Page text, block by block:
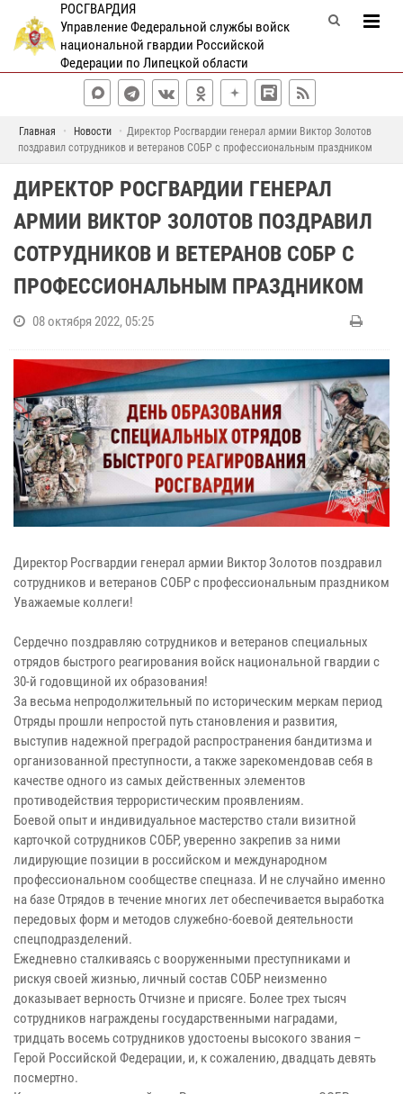
РОСГВАРДИЯ
Управление Федеральной службы войск
национальной гвардии Российской
Федерации по Липецкой области
Главная Новости
Директор Росгвардии генерал армии Виктор Золотов
поздравил сотрудников и ветеранов СОБР с профессиональным праздником
ДИРЕКТОР РОСГВАРДИИ ГЕНЕРАЛ
АРМИИ ВИКТОР ЗОЛОТОВ ПОЗДРАВИЛ
СОТРУДНИКОВ И ВЕТЕРАНОВ СОБР С
ПРОФЕССИОНАЛЬНЫМ ПРАЗДНИКОМ
08 октября 2022, 05:25
Директор Росгвардии генерал армии Виктор Золотов поздравил
сотрудников и ветеранов СОБР с профессиональным праздником
Уважаемые коллеги!
Сердечно поздравляю сотрудников и ветеранов специальных
отрядов быстрого реагирования войск национальной гвардии с
30-й годовщиной их образования!
За весьма непродолжительный по историческим меркам период
Отряды прошли непростой путь становления и развития,
выступив надежной преградой распространения бандитизма и
организованной преступности, а также зарекомендовав себя в
качестве одного из самых действенных элементов
противодействия террористическим проявлениям.
Боевой опыт и индивидуальное мастерство стали визитной
карточкой сотрудников СОБР, уверенно закрепив за ними
лидирующие позиции в российском и международном
профессиональном сообществе спецназа. И не случайно именно
на базе Отрядов в течение многих лет обеспечивается выработка
передовых форм и методов служебно-боевой деятельности
спецподразделений.
Ежедневно сталкиваясь с вооруженными преступниками и
рискуя своей жизнью, личный состав СОБР неизменно
доказывает верность Отчизне и присяге. Более трех тысяч
сотрудников награждены государственными наградами,
тридцать восемь сотрудников удостоены высокого звания –
Герой Российской Федерации, и, к сожалению, двадцать девять
посмертно.